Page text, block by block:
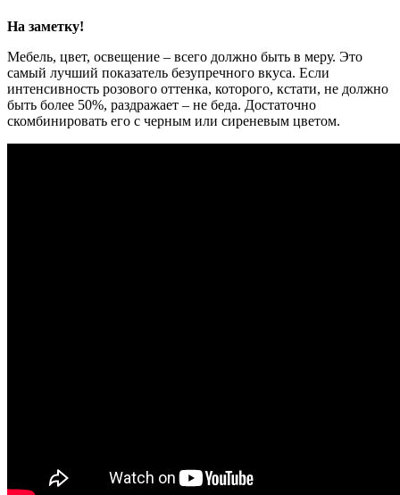
На заметку!
Мебель, цвет, освещение – всего должно быть в меру. Это
самый лучший показатель безупречного вкуса. Если
интенсивность розового оттенка, которого, кстати, не должно
быть более 50%, раздражает – не беда. Достаточно
скомбинировать его с черным или сиреневым цветом.